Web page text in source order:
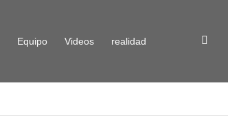
Equipo Videos realidad